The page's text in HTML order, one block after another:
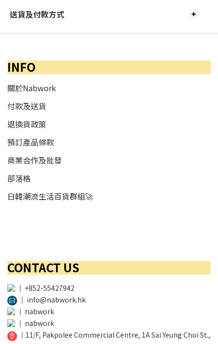
送貨及付款方式
INFO
關於Nabwork
付款及送貨
退換貨政策
預訂產品條款
商業合作及批發
部落格
日韓潮流生活百貨群組🚀
CONTACT US
│ +852-55427942
│ info@nabwork.hk
│ nabwork
│ nabwork
│ 11/F, Pakpolee Commercial Centre, 1A Sai Yeung Choi St.,